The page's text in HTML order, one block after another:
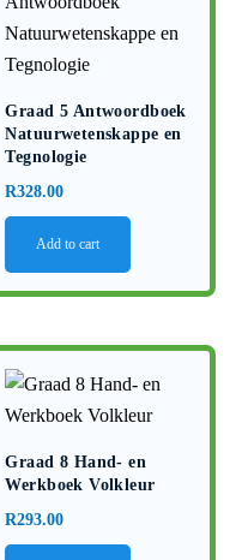
Graad 5 Antwoordboek
Natuurwetenskappe en
Tegnologie
R328.00
Add to cart
Graad 8 Hand- en
Werkboek Volkleur
R293.00